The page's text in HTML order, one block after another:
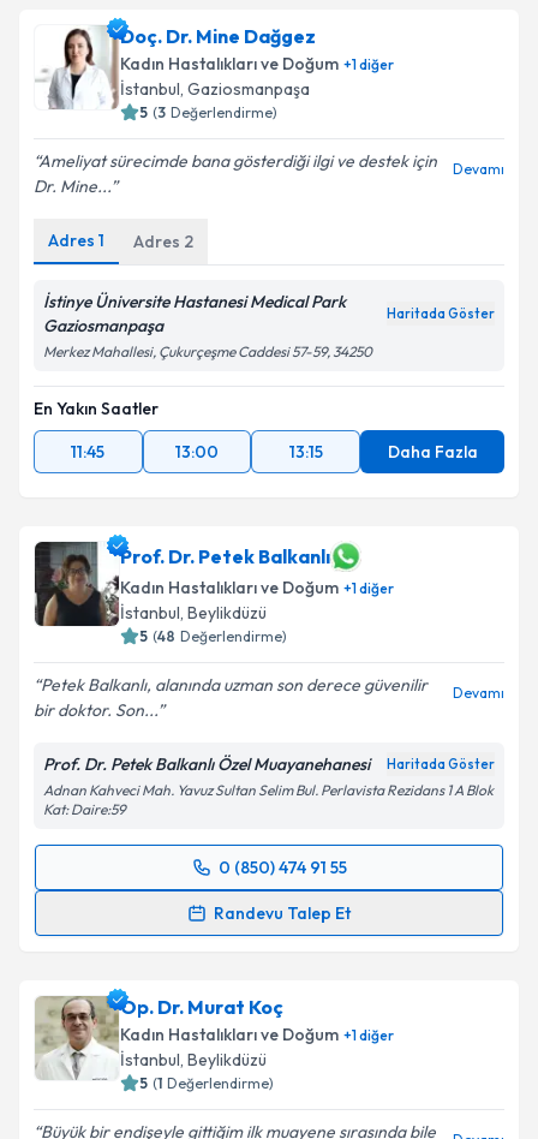
Doç. Dr. Mine Dağgez
Kadın Hastalıkları ve Doğum +1diğer
İstanbul, Gaziosmanpaşa
5 (3 Değerlendirme)
Ameliyat sürecimde bana gösterdiği ilgi ve destek için
Dr. Mine...
Devamı
Adres 1 Adres 2
İstinye Üniversite Hastanesi Medical Park
Gaziosmanpaşa
Haritada Göster
Merkez Mahallesi, Çukurçeşme Caddesi 57-59, 34250
En Yakın Saatler
11:45
13:00 13:15 Daha Fazla
Prof. Dr. Petek Balkanlı
Kadın Hastalıkları ve Doğum +1diğer
İstanbul, Beylikdüzü
5 (48 Değerlendirme)
Petek Balkanlı, alanında uzman son derece güvenilir
bir doktor. Son...
Devamı
Prof. Dr. Petek Balkanlı Özel Muayanehanesi Haritada Göster
Adnan Kahveci Mah. Yavuz Sultan Selim Bul. Perlavista Rezidans 1 A Blok
Kat: Daire:59
0 (850) 474 91 55
Randevu Talep Et
Randevu Takvimi Talebi
takvim hazırlandığında e-posta ile bilgilendireceğiz.
E-posta Adresiniz
Op. Dr. Murat Koç
Kadın Hastalıkları ve Doğum +1diğer
İstanbul, Beylikdüzü
5 (1 Değerlendirme)
Büyük bir endişeyle gittiğim ilk muayene sırasında bile